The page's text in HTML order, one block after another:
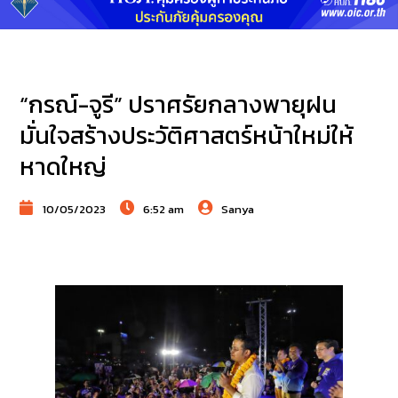
“กรณ์-จูรี” ปราศรัยกลางพายุฝน
มั่นใจสร้างประวัติศาสตร์หน้าใหม่ให้
หาดใหญ่
10/05/2023 6:52 am Sanya